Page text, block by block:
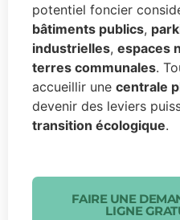
potentiel foncier
bâtiments publics,
industrielles, espaces
terres communales.
accueillir une centrale
devenir des leviers
transition écologique.
FAIRE UNE
LIGNE